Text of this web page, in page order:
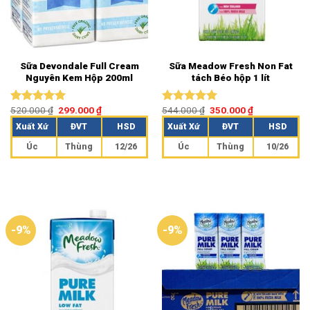
Sữa Devondale Full Cream
Nguyên Kem Hộp 200ml
Được xếp
hạng 5.00
520.000₫ 299.000₫
Xuất Xứ ĐVT HSD
Úc Thùng 12/26
Sữa Meadow Fresh Non Fat
tách Béo hộp 1 lít
Được xếp
hạng 5.00
544.000₫ 350.000₫
Xuất Xứ ĐVT HSD
Úc Thùng 10/26
-9% -9%